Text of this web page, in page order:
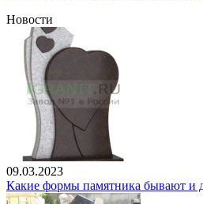
Новости
09.03.2023
Какие формы памятника бывают и